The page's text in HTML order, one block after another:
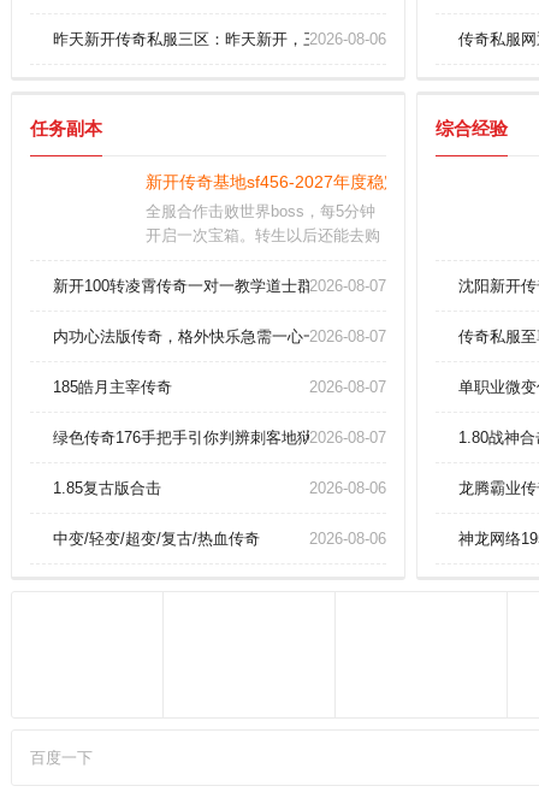
昨天新开传奇私服三区：昨天新开，三区新世界！
2026-08-06 传奇私服
任务副本
新开传奇基地sf456-2027年度稳定hhh认证平台
全服合作击败世界boss，每5分钟
开启一次宝箱。转生以后还能去购
的刷怪或是去副本战斗，快速提升
穿戴，任何提升它的机会记得都不
新开100转凌霄传奇一对一教学道士群体施毒术
2026-08-07
内功心法版传奇，格外快乐急需一心一意包！
2026-08-07
185皓月主宰传奇 2026-08-07
绿色传奇176手把手引你判辨刺客地狱火2026-08-07
1.85复古版合击 2026-08-06
中变/轻变/超变/复古/热血传奇 2026-08-06
综合经验
沈阳新开
传奇私服
单职业微
1.80战神
龙腾霸业
神龙网络
百度一下